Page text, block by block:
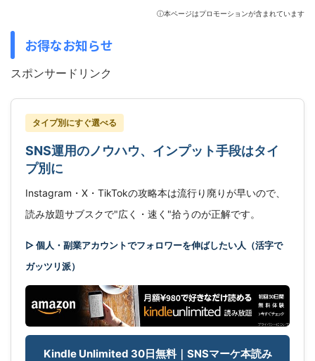
ⓘ本ページはプロモーションが含まれています
お得なお知らせ
スポンサードリンク
タイプ別にすぐ選べる
SNS運用のノウハウ、インプット手段はタイ
プ別に
Instagram・X・TikTokの攻略本は流行り廃りが早いので、
読み放題サブスクで"広く・速く"拾うのが正解です。
▷ 個人・副業アカウントでフォロワーを伸ばしたい人（活字で
ガッツリ派）
Kindle Unlimited 30日無料｜SNSマーケ本読み